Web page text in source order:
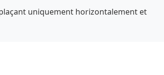
uniquement horizontalement et